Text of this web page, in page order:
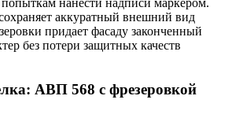
аккуратный внешний вид
придает фасаду законченный
без потери защитных качеств
АВП 568 с фрезеровкой